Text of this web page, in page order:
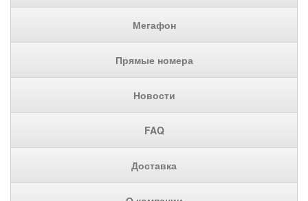
Мегафон
Прямые номера
Новости
FAQ
Доставка